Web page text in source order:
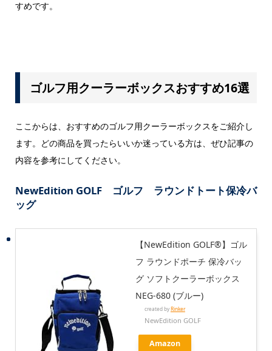
すめです。
ゴルフ用クーラーボックスおすすめ16選
ここからは、おすすめのゴルフ用クーラーボックスをご紹介し
ます。どの商品を買ったらいいか迷っている方は、ぜひ記事の
内容を参考にしてください。
NewEdition GOLF ゴルフ ラウンドトート保冷バ
ッグ
【NewEdition GOLF®】ゴル
フ ラウンドポーチ 保冷バッ
グ ソフトクーラーボックス
NEG-680 (ブルー)
created byRinker
NewEdition GOLF
Amazon